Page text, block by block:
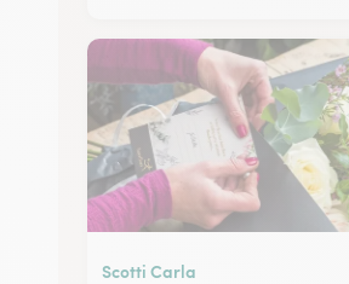
Scotti Carla